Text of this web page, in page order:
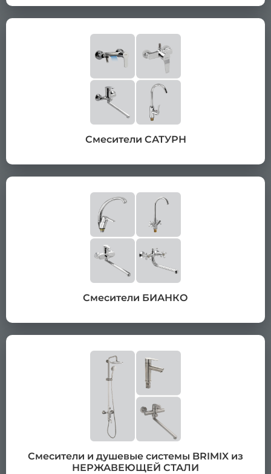
Смесители САТУРН
Смесители БИАНКО
Смесители и душевые системы BRIMIX из
НЕРЖАВЕЮЩЕЙ СТАЛИ